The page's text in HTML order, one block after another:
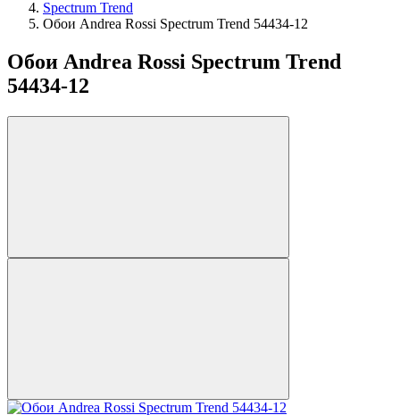
Spectrum Trend
Обои Andrea Rossi Spectrum Trend 54434-12
Обои Andrea Rossi Spectrum Trend
54434-12